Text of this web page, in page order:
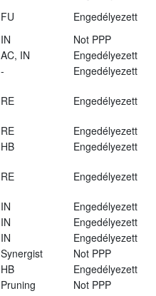
FU
Engedélyezett
IN
Not PPP
AC, IN
Engedélyezett
-
Engedélyezett
RE Engedélyezett
RE
Engedélyezett
HB
Engedélyezett
RE Engedélyezett
IN
Engedélyezett
IN
Engedélyezett
IN
Engedélyezett
Synergist
Not PPP
HB
Engedélyezett
Pruning
Not PPP